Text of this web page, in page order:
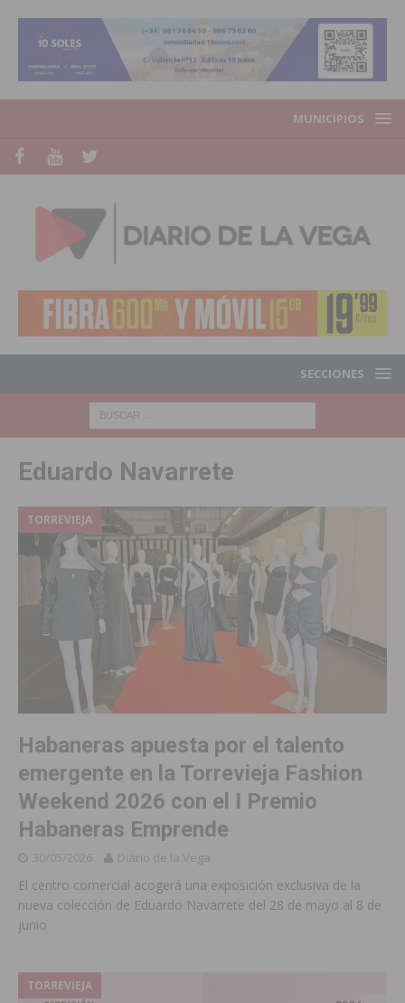
MUNICIPIOS
SECCIONES
Eduardo Navarrete
TORREVIEJA
Habaneras apuesta por el talento
emergente en la Torrevieja Fashion
Weekend 2026 con el I Premio
Habaneras Emprende
30/05/2026 Diario de la Vega
El centro comercial acogerá una exposición exclusiva de la
nueva colección de Eduardo Navarrete del 28 de mayo al 8 de
junio
TORREVIEJA